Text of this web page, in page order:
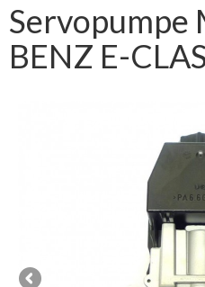
Servopumpe
BENZ E-